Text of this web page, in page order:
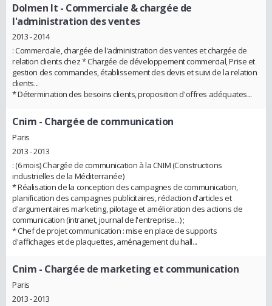
Dolmen It - Commerciale & chargée de
l'administration des ventes
2013 - 2014
: Commerciale, chargée de l'administration des ventes et chargée de
relation clients chez * Chargée de développement commercial, Prise et
gestion des commandes, établissement des devis et suivi de la relation
clients...
* Détermination des besoins clients, proposition d'offres adéquates...
Cnim - Chargée de communication
Paris
2013 - 2013
: (6 mois) Chargée de communication à la CNIM (Constructions
industrielles de la Méditerranée)
* Réalisation de la conception des campagnes de communication,
planification des campagnes publicitaires, rédaction d'articles et
d'argumentaires marketing, pilotage et amélioration des actions de
communication (intranet, journal de l'entreprise...) ;
* Chef de projet communication : mise en place de supports
d'affichages et de plaquettes, aménagement du hall...
Cnim - Chargée de marketing et communication
Paris
2013 - 2013